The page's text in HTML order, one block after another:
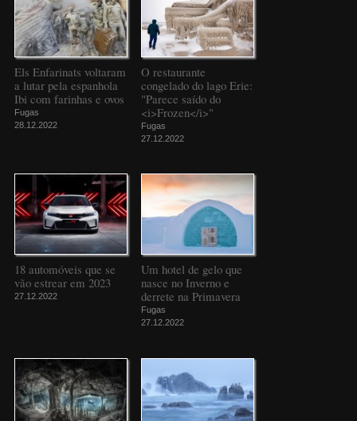
Els Enfarinats voltaram
a lutar pela espanhola
Ibi com farinhas e ovos
Fugas
28.12.2022
O restaurante
congelado do lago Erie:
"Parece saído do
<i>Frozen</i>"
Fugas
27.12.2022
18 automóveis que se
vão estrear em 2023
27.12.2022
Um hotel de gelo que
nasce no Inverno e
derrete na Primavera
Fugas
27.12.2022